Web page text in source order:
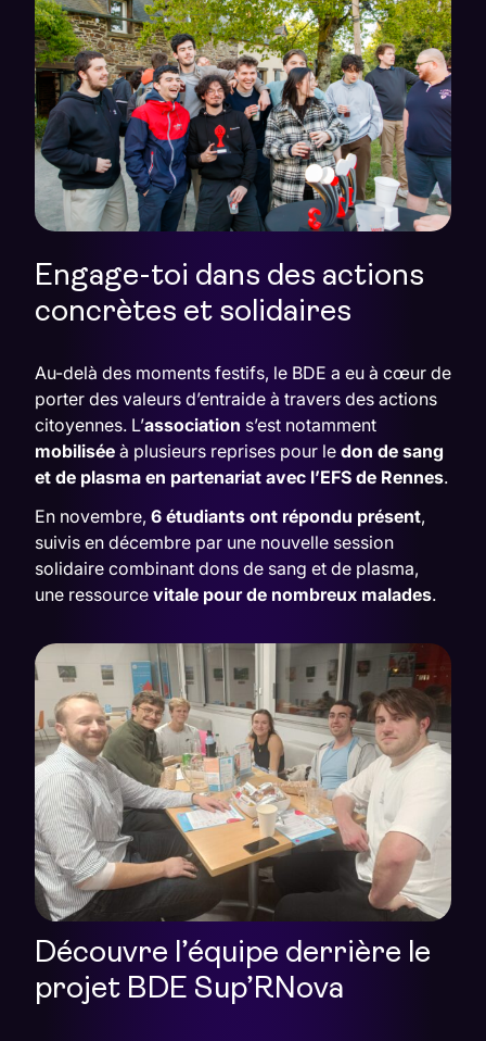
Engage-toi dans des actions
concrètes et solidaires
Au-delà des moments festifs, le BDE a eu à cœur de
porter des valeurs d’entraide à travers des actions
citoyennes. L’association s’est notamment
mobilisée à plusieurs reprises pour le don de sang
et de plasma en partenariat avec l’EFS de Rennes.
En novembre, 6 étudiants ont répondu présent,
suivis en décembre par une nouvelle session
solidaire combinant dons de sang et de plasma,
une ressource vitale pour de nombreux malades.
Découvre l’équipe derrière le
projet BDE Sup’RNova